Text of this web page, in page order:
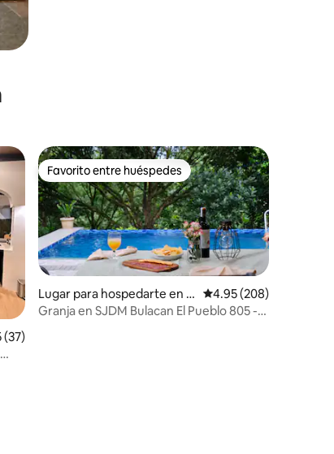
promedio: 5 de 5; 37 evaluaciones
(37)
Favorito entre huéspedes
Favorito entre huéspedes
Lugar para hospedarte en S
an Jose del Monte City
Calificación promedio:
4.95 (208)
Granja en SJDM Bulacan El Pueblo 805 -